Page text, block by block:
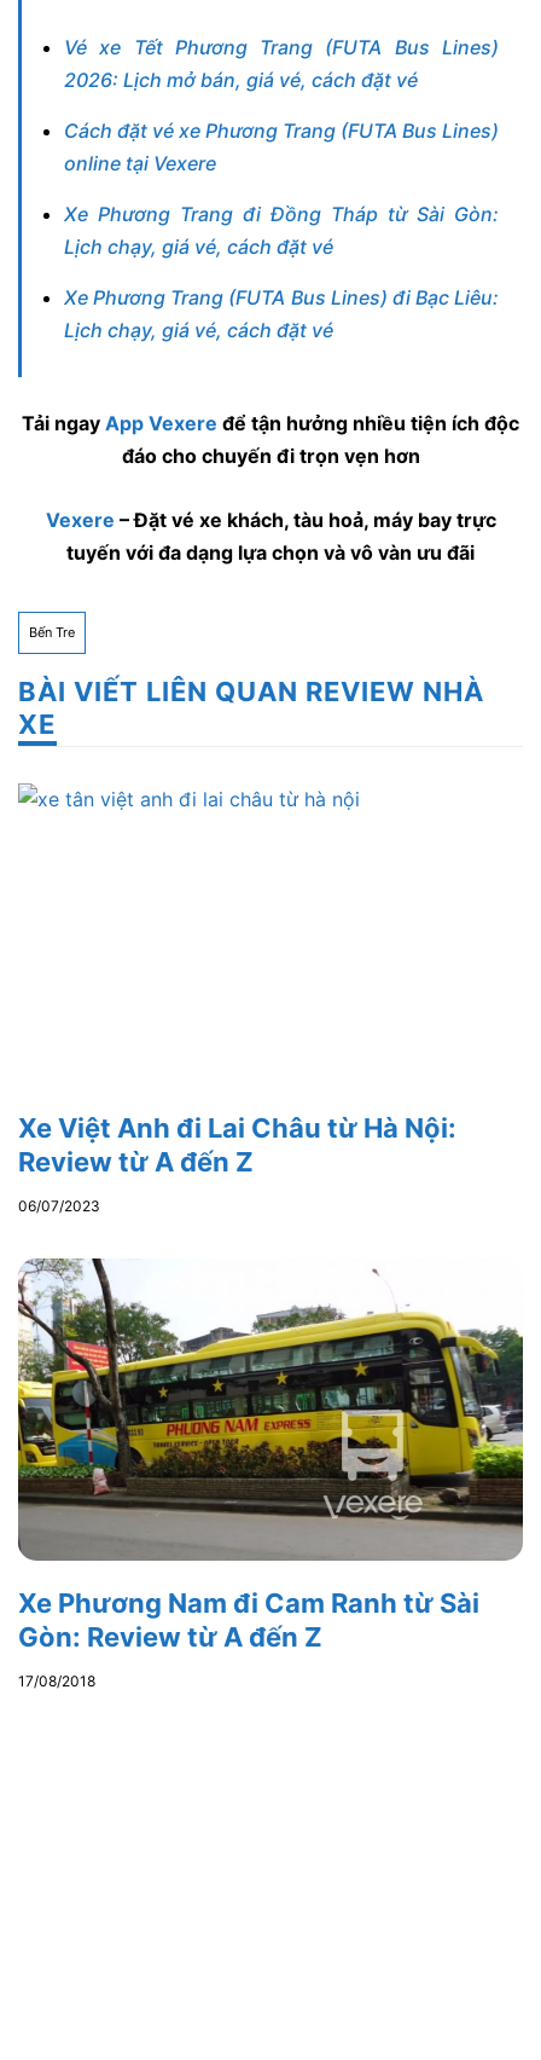
Vé xe Tết Phương Trang (FUTA Bus Lines)
2026: Lịch mở bán, giá vé, cách đặt vé
Cách đặt vé xe Phương Trang (FUTA Bus Lines)
online tại Vexere
Xe Phương Trang đi Đồng Tháp từ Sài Gòn:
Lịch chạy, giá vé, cách đặt vé
Xe Phương Trang (FUTA Bus Lines) đi Bạc Liêu:
Lịch chạy, giá vé, cách đặt vé
Tải ngay App Vexere để tận hưởng nhiều tiện ích độc
đáo cho chuyến đi trọn vẹn hơn
Vexere – Đặt vé xe khách, tàu hoả, máy bay trực
tuyến với đa dạng lựa chọn và vô vàn ưu đãi
Bến Tre
BÀI VIẾT LIÊN QUAN REVIEW NHÀ
XE
Xe Việt Anh đi Lai Châu từ Hà Nội:
Review từ A đến Z
06/07/2023
Xe Phương Nam đi Cam Ranh từ Sài
Gòn: Review từ A đến Z
17/08/2018